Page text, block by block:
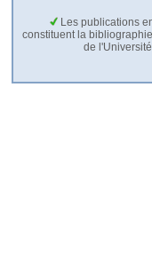
Les publications
constituent la
de